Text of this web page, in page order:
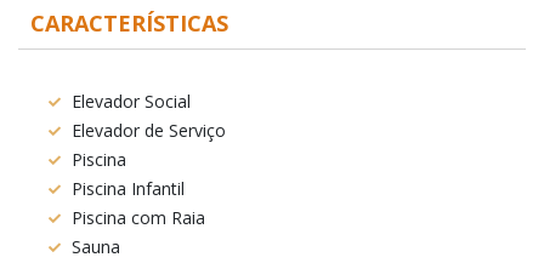
CARACTERÍSTICAS
Elevador Social
Elevador de Serviço
Piscina
Piscina Infantil
Piscina com Raia
Sauna